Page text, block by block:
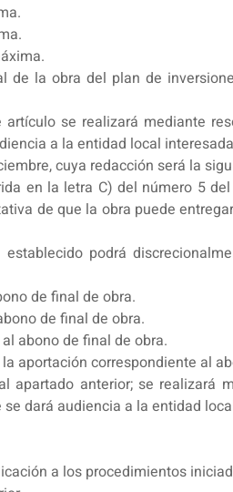
la obra del plan de
se realizará mediante
a la entidad local
cuya redacción será la
en la letra C) del número 5
de que la obra puede
podrá
de final de obra.
de final de obra.
abono de final de obra.
aportación correspondiente al
anterior; se realizará
dará audiencia a la entidad
a los procedimientos